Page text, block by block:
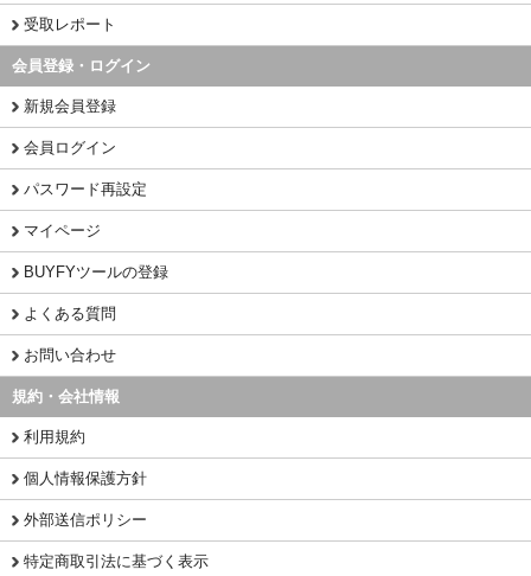
受取レポート
会員登録・ログイン
新規会員登録
会員ログイン
パスワード再設定
マイページ
BUYFYツールの登録
よくある質問
お問い合わせ
規約・会社情報
利用規約
個人情報保護方針
外部送信ポリシー
特定商取引法に基づく表示